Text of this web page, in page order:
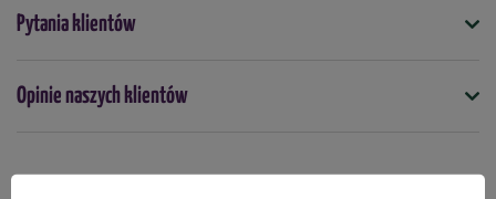
Tempo wzrostu -
Ulistnienie -
Stanowisko -półcień, cień
Symbol
5904826820345
200
nie dotyczy
Pytania klientów
Opinie naszych klientów